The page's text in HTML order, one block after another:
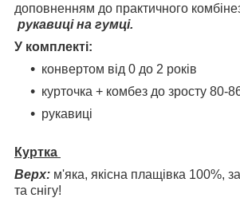
доповненням до практичного
рукавиці на гумці.
У комплекті:
конвертом від 0 до 2 років
курточка + комбез до зросту 80-
рукавиці
Куртка
Верх: м'яка, якісна плащівка 100%,
та снігу!